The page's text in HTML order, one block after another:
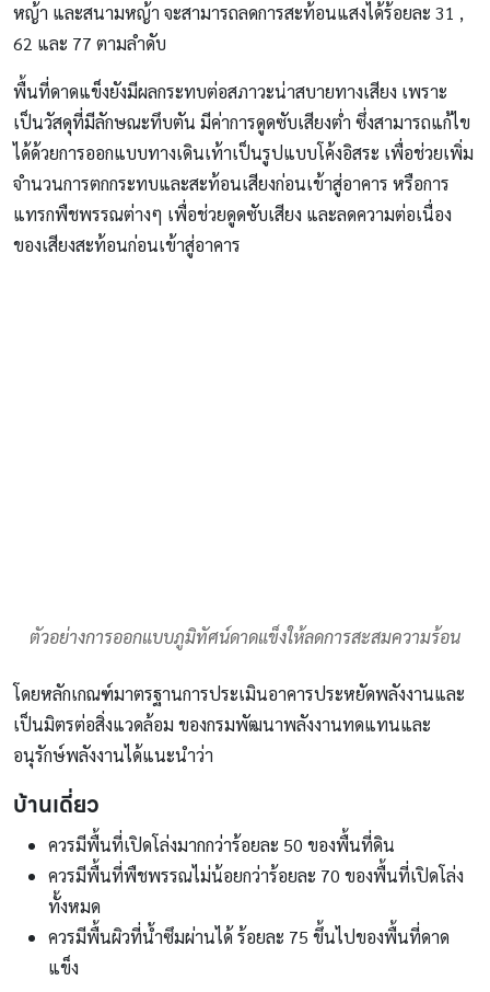
หญ้า และสนามหญ้า จะสามารถลดการสะท้อนแสงได้ร้อยละ 31 ,
62 และ 77 ตามลำดับ
พื้นที่ดาดแข็งยังมีผลกระทบต่อสภาวะน่าสบายทางเสียง เพราะ
เป็นวัสดุที่มีลักษณะทึบตัน มีค่าการดูดซับเสียงต่ำ ซึ่งสามารถแก้ไข
ได้ด้วยการออกแบบทางเดินเท้าเป็นรูปแบบโค้งอิสระ เพื่อช่วยเพิ่ม
จำนวนการตกกระทบและสะท้อนเสียงก่อนเข้าสู่อาคาร หรือการ
แทรกพืชพรรณต่างๆ เพื่อช่วยดูดซับเสียง และลดความต่อเนื่อง
ของเสียงสะท้อนก่อนเข้าสู่อาคาร
ตัวอย่างการออกแบบภูมิทัศน์ดาดแข็งให้ลดการสะสมความร้อน
โดยหลักเกณฑ์มาตรฐานการประเมินอาคารประหยัดพลังงานและ
เป็นมิตรต่อสิ่งแวดล้อม ของกรมพัฒนาพลังงานทดแทนและ
อนุรักษ์พลังงานได้แนะนำว่า
บ้านเดี่ยว
ควรมีพื้นที่เปิดโล่งมากกว่าร้อยละ 50 ของพื้นที่ดิน
ควรมีพื้นที่พืชพรรณไม่น้อยกว่าร้อยละ 70 ของพื้นที่เปิดโล่ง
ทั้งหมด
ควรมีพื้นผิวที่น้ำซึมผ่านได้ ร้อยละ 75 ขึ้นไปของพื้นที่ดาด
แข็ง